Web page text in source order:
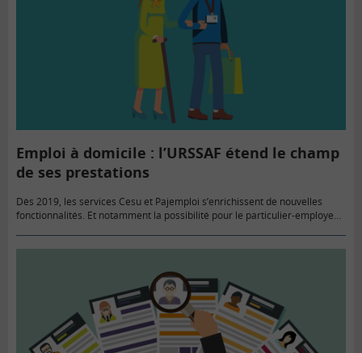
Emploi à domicile : l’URSSAF étend le champ
de ses prestations
Dès 2019, les services Cesu et Pajemploi s’enrichissent de nouvelles
fonctionnalités. Et notamment la possibilité pour le particulier-employeur